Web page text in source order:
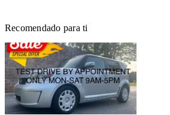
Recomendado para ti